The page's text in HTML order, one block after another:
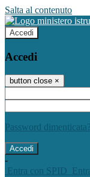
Salta al contenuto
Accedi
Accedi
button close ×
Password dimenticata?
-
Entra con SPID